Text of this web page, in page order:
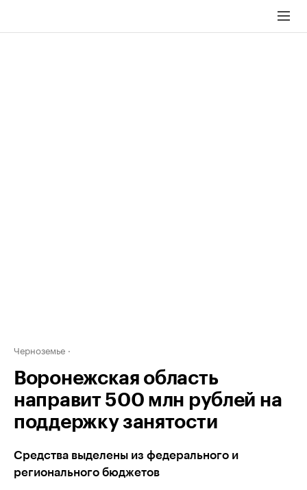
Черноземье
Воронежская область
направит 500 млн рублей на
поддержку занятости
Средства выделены из федерального и
регионального бюджетов